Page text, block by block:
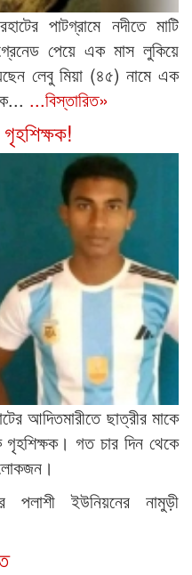
পাটগ্রামে নদীতে মাটি
পেয়ে এক মাস লুকিয়ে
লেবু মিয়া (৪৫) নামে এক
...বিস্তারিত»
গৃহশিক্ষক!
আদিতমারীতে ছাত্রীর মাকে
গৃহশিক্ষক। গত চার দিন থেকে
ইউনিয়নের নামুড়ী